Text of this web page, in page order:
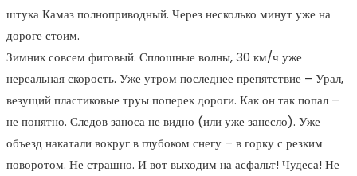
штука Камаз полноприводный. Через несколько минут уже на
дороге стоим.
Зимник совсем фиговый. Сплошные волны, 30 км/ч уже
нереальная скорость. Уже утром последнее препятствие – Урал,
везущий пластиковые труы поперек дороги. Как он так попал –
не понятно. Следов заноса не видно (или уже занесло). Уже
объезд накатали вокруг в глубоком снегу – в горку с резким
поворотом. Не страшно. И вот выходим на асфальт! Чудеса! Не